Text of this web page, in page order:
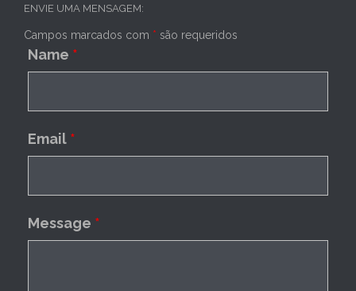
ENVIE UMA MENSAGEM:
Campos marcados com * são requeridos
Name *
Email *
Message *